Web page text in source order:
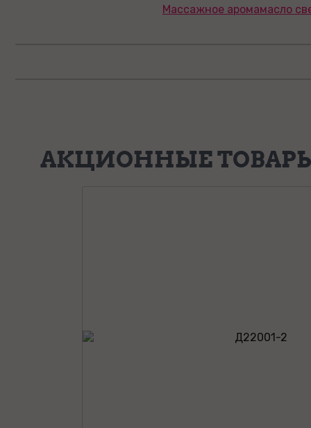
Массажное аромамасло
АКЦИОННЫЕ